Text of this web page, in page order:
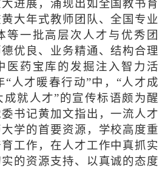
进展，涌现出如全国教书育
大年式教师团队、全国专业
等一批高层次人才与优秀团
优良、业务精通、结构合理
医药宝库的发掘注入智力活
“人才暖春行动”中，“人才成
就人才”的宣传标语颇为醒
书记黄加文指出，一流人才
学的首要资源，学校高度重
工作，在人才工作中真抓实
的资源支持、以真诚的态度